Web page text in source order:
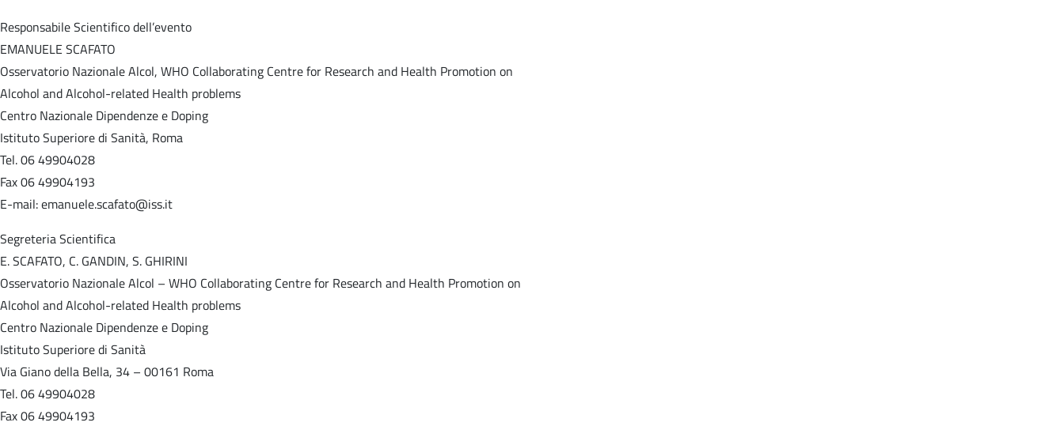
Responsabile Scientifico dell’evento
EMANUELE SCAFATO
Osservatorio Nazionale Alcol, WHO Collaborating Centre for Research and Health Promotion on
Alcohol and Alcohol-related Health problems
Centro Nazionale Dipendenze e Doping
Istituto Superiore di Sanità, Roma
Tel. 06 49904028
Fax 06 49904193
E-mail: emanuele.scafato@iss.it
Segreteria Scientifica
E. SCAFATO, C. GANDIN, S. GHIRINI
Osservatorio Nazionale Alcol – WHO Collaborating Centre for Research and Health Promotion on
Alcohol and Alcohol-related Health problems
Centro Nazionale Dipendenze e Doping
Istituto Superiore di Sanità
Via Giano della Bella, 34 – 00161 Roma
Tel. 06 49904028
Fax 06 49904193